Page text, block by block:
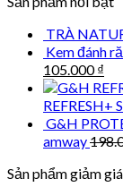
TRÀ
Kem đánh
Original
price
was:
156.000 ₫.
105.000₫
is:
REFRESH+
G&H
amway
Sản phẩm giảm giá